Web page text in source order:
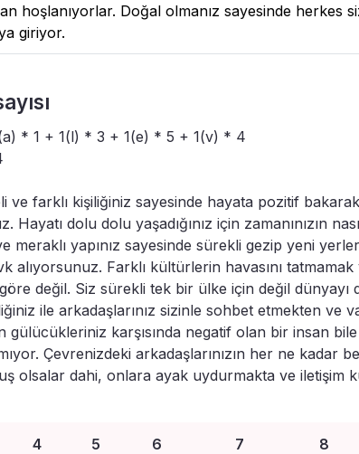
hoşlanıyorlar. Doğal olmanız sayesinde herkes
giriyor.
* 1 + 1(l) * 3 + 1(e) * 5 + 1(v) * 4
ve farklı kişiliğiniz sayesinde hayata pozitif bakarak
dolu dolu yaşadığınız için zamanınızın
meraklı yapınız sayesinde sürekli gezip yeni
alıyorsunuz. Farklı kültürlerin havasını tatmamak
değil. Siz sürekli tek bir ülke için değil dünyayı
ile arkadaşlarınız sizinle sohbet etmekten ve
gülücükleriniz karşısında negatif olan bir insan bile
Çevrenizdeki arkadaşlarınızın her ne kadar
olsalar dahi, onlara ayak uydurmakta ve iletişim
4 5 6 7 8